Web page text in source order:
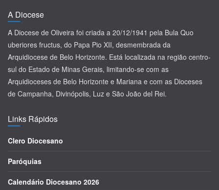
A Diocese
A Diocese de Oliveira foi criada a 20/12/1941 pela Bula Quo
uberiores fructus, do Papa Pio XII, desmembrada da
Arquidiocese de Belo Horizonte. Está localizada na região centro-
sul do Estado de Minas Gerais, limitando-se com as
Arquidioceses de Belo Horizonte e Mariana e com as Dioceses
de Campanha, Divinópolis, Luz e São João del Rei.
Links Rápidos
Clero Diocesano
Paróquias
Calendário Diocesano 2026